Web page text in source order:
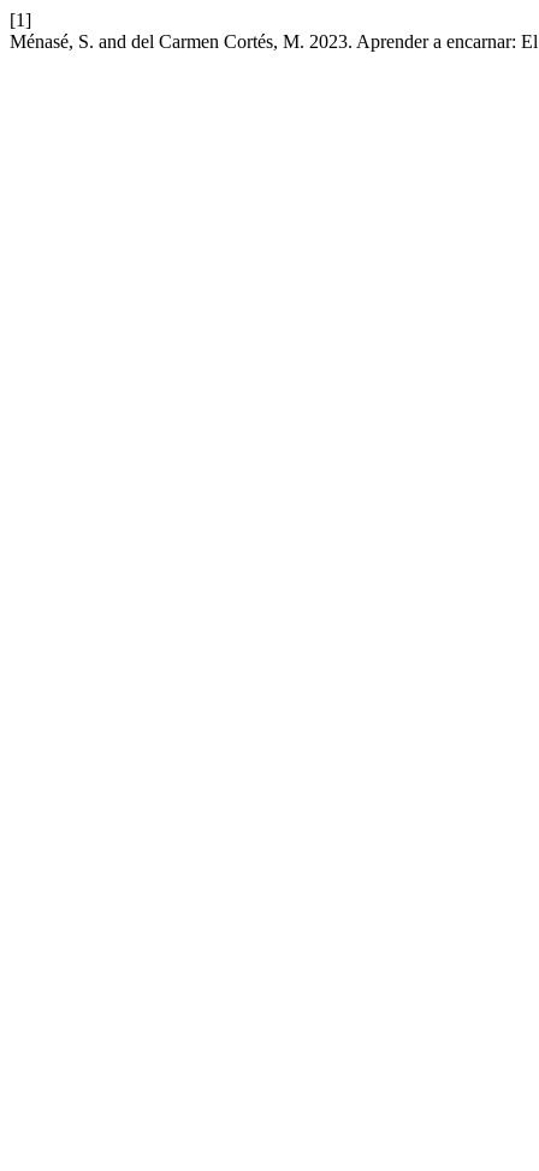
[1]
Ménasé, S. and del Carmen Cortés, M. 2023. Aprender a encarnar: